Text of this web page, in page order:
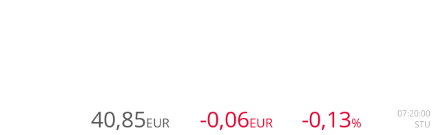
40,85EUR -0,06EUR -0,13%
07:20:00
STU